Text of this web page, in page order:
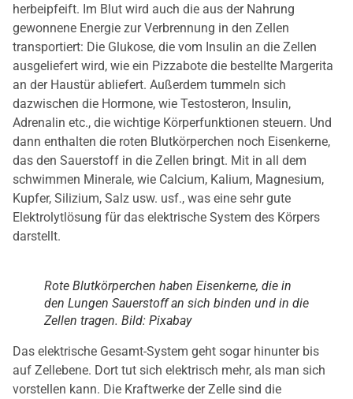
herbeipfeift. Im Blut wird auch die aus der Nahrung
gewonnene Energie zur Verbrennung in den Zellen
transportiert: Die Glukose, die vom Insulin an die Zellen
ausgeliefert wird, wie ein Pizzabote die bestellte Margerita
an der Haustür abliefert. Außerdem tummeln sich
dazwischen die Hormone, wie Testosteron, Insulin,
Adrenalin etc., die wichtige Körperfunktionen steuern. Und
dann enthalten die roten Blutkörperchen noch Eisenkerne,
das den Sauerstoff in die Zellen bringt. Mit in all dem
schwimmen Minerale, wie Calcium, Kalium, Magnesium,
Kupfer, Silizium, Salz usw. usf., was eine sehr gute
Elektrolytlösung für das elektrische System des Körpers
darstellt.
Rote Blutkörperchen haben Eisenkerne, die in
den Lungen Sauerstoff an sich binden und in die
Zellen tragen. Bild: Pixabay
Das elektrische Gesamt-System geht sogar hinunter bis
auf Zellebene. Dort tut sich elektrisch mehr, als man sich
vorstellen kann. Die Kraftwerke der Zelle sind die